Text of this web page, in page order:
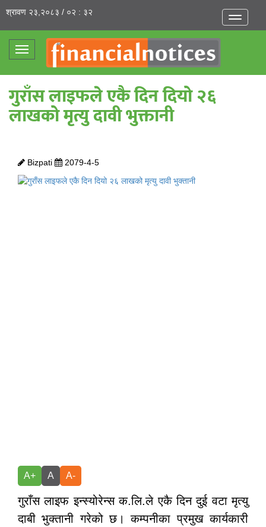
Toggle
श्रावण २३,२०८३ / ०२ : ३२
Toggle
गुराँस लाइफले एकै दिन दियो २६
लाखको मृत्यु दावी भुक्तानी
Bizpati 2079-4-5
A+ A A-
गुराँस लाइफ इन्स्योरेन्स क.लि.ले एकै दिन दुई वटा मृत्यु
दाबी भुक्तानी गरेको छ। कम्पनीका प्रमुख कार्यकारी